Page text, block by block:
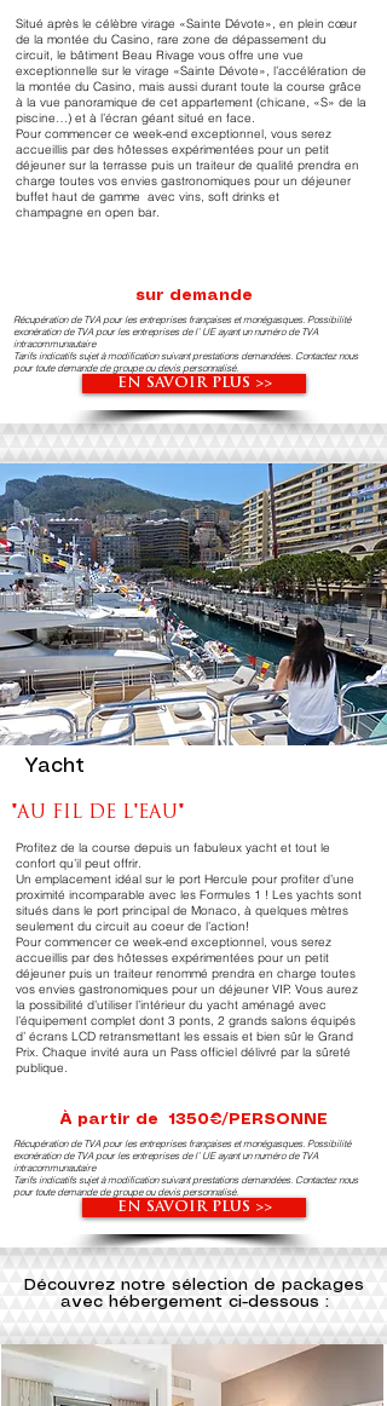
Situé après le célèbre virage «Sainte Dévote», en plein cœur
de la montée du Casino, rare zone de dépassement du
circuit, le bâtiment Beau Rivage vous offre une vue
exceptionnelle sur le virage «Sainte Dévote», l’accélération de
la montée du Casino, mais aussi durant toute la course grâce
à la vue panoramique de cet appartement (chicane, «S» de la
piscine…) et à l’écran géant situé en face.
Pour commencer ce week-end exceptionnel, vous serez
accueillis par des hôtesses expérimentées pour un petit
déjeuner sur la terrasse puis un traiteur de qualité prendra en
charge toutes vos envies gastronomiques pour un déjeuner
buffet haut de gamme avec vins, soft drinks et
champagne en open bar.
sur demande
Récupération de TVA pour les entreprises françaises et monégasques. Possibilité
exonération de TVA pour les entreprises de l’ UE ayant un numéro de TVA
intracommunautaire
Tarifs indicatifs sujet à modification suivant prestations demandées. Contactez nous
pour toute demande de groupe ou devis personnalisé.
EN SAVOIR PLUS >>
Yacht
"AU FIL DE L'EAU"
Profitez de la course depuis un fabuleux yacht et tout le
confort qu’il peut offrir.
Un emplacement idéal sur le port Hercule pour profiter d’une
proximité incomparable avec les Formules 1 ! Les yachts sont
situés dans le port principal de Monaco, à quelques mètres
seulement du circuit au coeur de l’action!
Pour commencer ce week-end exceptionnel, vous serez
accueillis par des hôtesses expérimentées pour un petit
déjeuner puis un traiteur renommé prendra en charge toutes
vos envies gastronomiques pour un déjeuner VIP. Vous aurez
la possibilité d’utiliser l’intérieur du yacht aménagé avec
l’équipement complet dont 3 ponts, 2 grands salons équipés
d’ écrans LCD retransmettant les essais et bien sûr le Grand
Prix. Chaque invité aura un Pass officiel délivré par la sûreté
publique.
À partir de 1350€/PERSONNE
Récupération de TVA pour les entreprises françaises et monégasques. Possibilité
exonération de TVA pour les entreprises de l’ UE ayant un numéro de TVA
intracommunautaire
Tarifs indicatifs sujet à modification suivant prestations demandées. Contactez nous
pour toute demande de groupe ou devis personnalisé.
EN SAVOIR PLUS >>
Découvrez notre sélection de packages
avec hébergement ci-dessous :